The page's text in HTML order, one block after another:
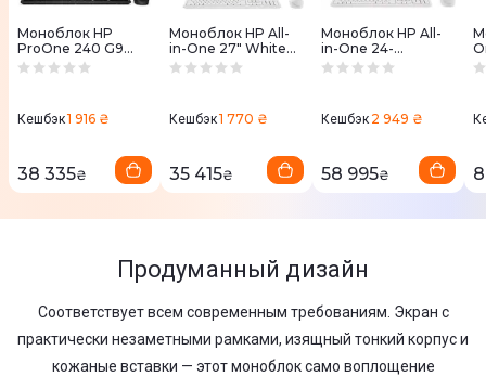
Моноблок HP
ProOne 240 G9
Iron Gray (6B2F8EA)
Кешбэк1 916 ₴
38 335₴
Моноблок HP All-
in-One 27" White
(A45E2EA)
Кешбэк1 770 ₴
35 415₴
Моноблок HP All-
in-One 24-
ct2005ua White
Кешбэк 2 949 ₴
58 995₴
Продуманный дизайн
Соответствует всем современным требованиям. Экран с
практически незаметными рамками, изящный тонкий корпус и
кожаные вставки — этот моноблок само воплощение